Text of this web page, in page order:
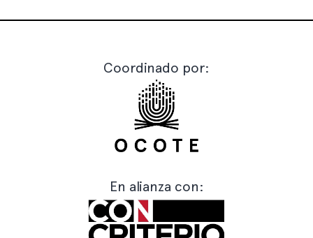
Coordinado por:
En alianza con: